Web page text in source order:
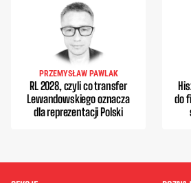
PRZEMYSŁAW PAWLAK
RL 2028, czyli co transfer
Lewandowskiego oznacza
dla reprezentacji Polski
do